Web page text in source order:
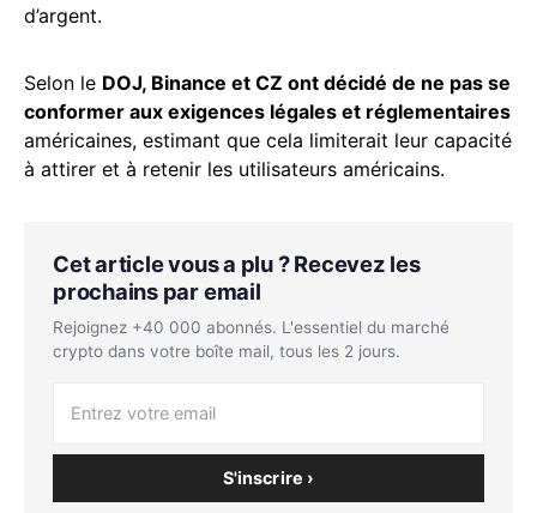
d’argent.
Selon le DOJ, Binance et CZ ont décidé de ne pas se
conformer aux exigences légales et réglementaires
américaines, estimant que cela limiterait leur capacité
à attirer et à retenir les utilisateurs américains.
Cet article vous a plu ? Recevez les
prochains par email
Rejoignez +40 000 abonnés. L'essentiel du marché
crypto dans votre boîte mail, tous les 2 jours.
S'inscrire ›